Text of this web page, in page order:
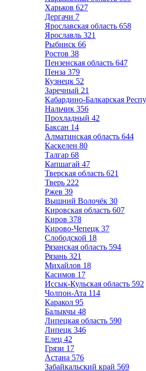
Харьков 627
Дергачи 7
Ярославская область 658
Ярославль 321
Рыбинск 66
Ростов 38
Пензенская область 647
Пенза 379
Кузнецк 52
Заречный 21
Кабардино-Балкарская
Нальчик 356
Прохладный 42
Баксан 14
Алматинская область 644
Каскелен 80
Талгар 68
Капшагай 47
Тверская область 621
Тверь 222
Ржев 39
Вышний Волочёк 30
Кировская область 607
Киров 378
Кирово-Чепецк 37
Слободской 18
Рязанская область 594
Рязань 321
Михайлов 18
Касимов 17
Иссык-Кульская область 592
Чолпон-Ата 114
Каракол 95
Балыкчы 48
Липецкая область 590
Липецк 346
Елец 42
Грязи 17
Астана 576
Забайкальский край 569